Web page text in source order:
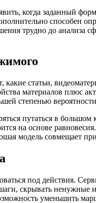
когда заданный
способен
трудно до анализа
какие статьи,
материалов плюс
степенью
путаться в
на основе
модель совмещает
под действия.
скрывать
уменьшить